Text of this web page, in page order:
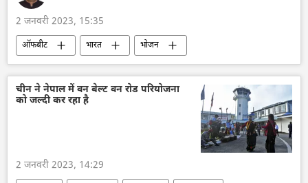
2 जनवरी 2023, 15:35
ऑफबीट भारत भोजन
चीन ने नेपाल में वन बेल्ट वन रोड परियोजना
को जल्दी कर रहा है
2 जनवरी 2023, 14:29